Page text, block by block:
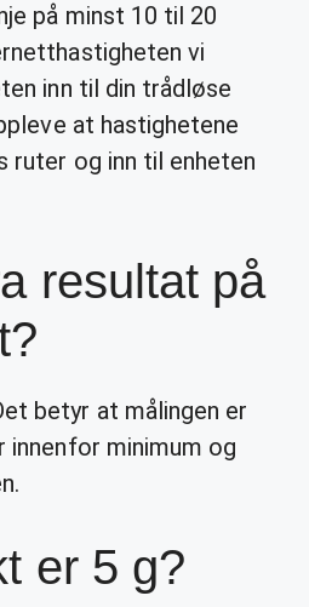
på minst 10 til 20
vi
inn til din trådløse
at hastighetene
ruter og inn til enheten
resultat på
betyr at målingen er
innenfor minimum og
er 5 g?